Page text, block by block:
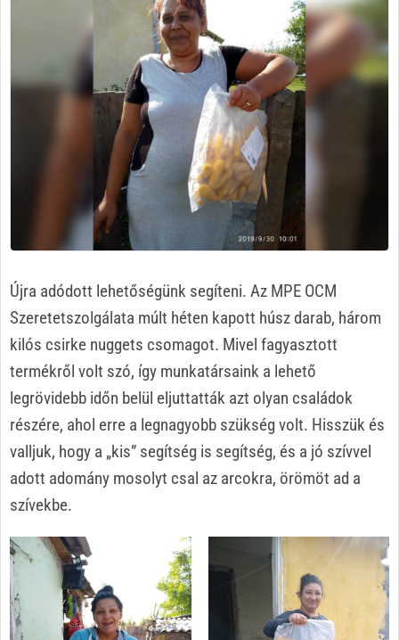
Újra adódott lehetőségünk segíteni. Az MPE OCM
Szeretetszolgálata múlt héten kapott húsz darab, három
kilós csirke nuggets csomagot. Mivel fagyasztott
termékről volt szó, így munkatársaink a lehető
legrövidebb időn belül eljuttatták azt olyan családok
részére, ahol erre a legnagyobb szükség volt. Hisszük és
valljuk, hogy a „kis” segítség is segítség, és a jó szívvel
adott adomány mosolyt csal az arcokra, örömöt ad a
szívekbe.